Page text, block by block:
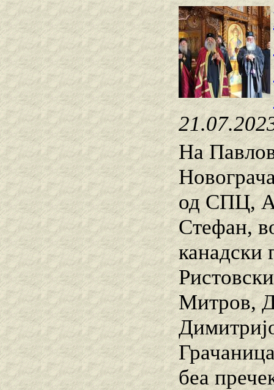
На
од СПЦ,
Стефан,
канадски
Митров,
беа